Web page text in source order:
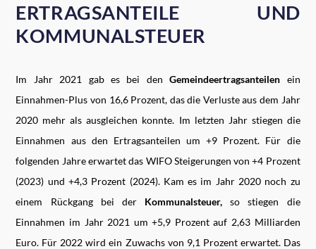
ERTRAGSANTEILE UND
KOMMUNALSTEUER
Im Jahr 2021 gab es bei denGemeindeertragsanteilen ein
Einnahmen-Plus von 16,6 Prozent, das die Verluste aus dem Jahr
2020 mehr als ausgleichen konnte. Im letzten Jahr stiegen die
Einnahmen aus den Ertragsanteilen um +9 Prozent. Für die
folgenden Jahre erwartet das WIFO Steigerungen von +4 Prozent
(2023) und +4,3 Prozent (2024). Kam es im Jahr 2020 noch zu
einem Rückgang bei der Kommunalsteuer, so stiegen die
Einnahmen im Jahr 2021 um +5,9 Prozent auf 2,63 Milliarden
Euro. Für 2022 wird ein Zuwachs von 9,1 Prozent erwartet. Das